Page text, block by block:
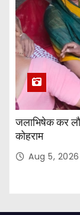
जलाभिषेक कर
कोहराम
Aug 5, 2026